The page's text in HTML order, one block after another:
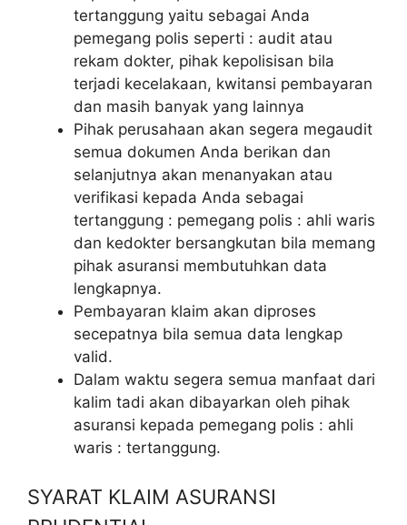
tertanggung yaitu sebagai Anda
pemegang polis seperti : audit atau
rekam dokter, pihak kepolisisan bila
terjadi kecelakaan, kwitansi pembayaran
dan masih banyak yang lainnya
Pihak perusahaan akan segera megaudit
semua dokumen Anda berikan dan
selanjutnya akan menanyakan atau
verifikasi kepada Anda sebagai
tertanggung : pemegang polis : ahli waris
dan kedokter bersangkutan bila memang
pihak asuransi membutuhkan data
lengkapnya.
Pembayaran klaim akan diproses
secepatnya bila semua data lengkap
valid.
Dalam waktu segera semua manfaat dari
kalim tadi akan dibayarkan oleh pihak
asuransi kepada pemegang polis : ahli
waris : tertanggung.
SYARAT KLAIM ASURANSI